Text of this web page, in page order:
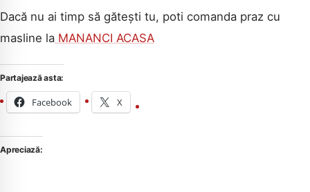
Dacă nu ai timp să gătești tu, poti comanda praz cu
masline la MANANCI ACASA
Partajează asta:
Facebook X
Apreciază: